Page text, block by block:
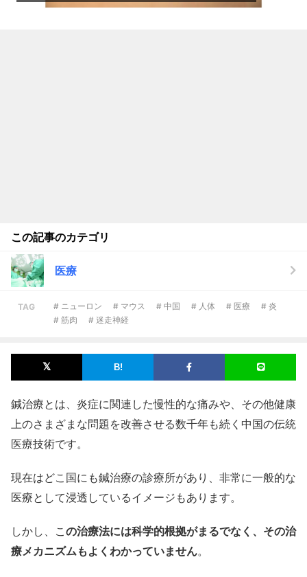
この記事のカテゴリ
医療
TAG # ニューロン # マウス # 中国 # 人体 # 医療
# 炎
# 筋肉
# 迷走神経
鍼治療とは、炎症に関連した慢性的な痛みや、その他健康
上のさまざまな問題を改善させる数千年も続く中国の伝統
医療技術です。
現在はどこ国にも鍼治療の診療所があり、非常に一般的な
医療として浸透しているイメージもあります。
しかし、この治療法には科学的根拠がまるでなく、その治
療メカニズムもよくわかっていません。